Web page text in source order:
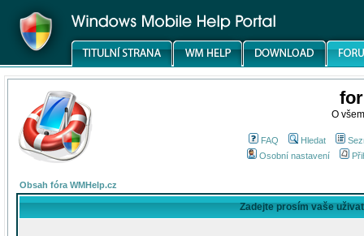
O
FAQ Hledat
Osobní nastavení
Obsah fóra WMHelp.cz
Zadejte prosím vaše